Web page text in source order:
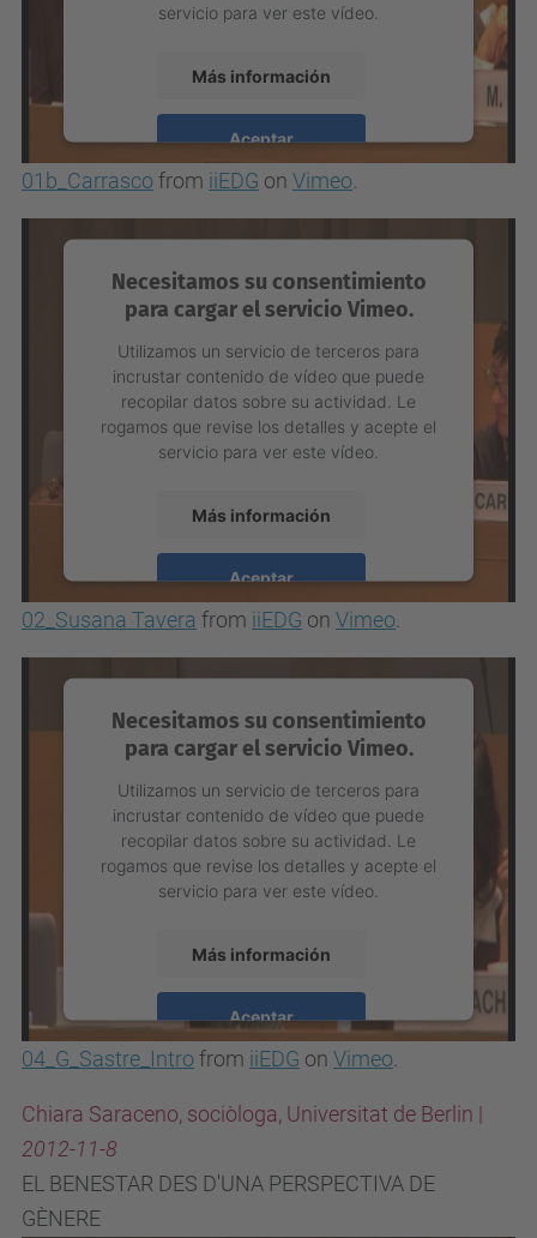
servicio para ver este vídeo.
Más información
Aceptar
powered by Usercentrics Consent
01b_Carrasco from iiEDG on Vimeo
Necesitamos su consentimiento
para cargar el servicio Vimeo.
Utilizamos un servicio de terceros para
incrustar contenido de vídeo que puede
recopilar datos sobre su actividad. Le
rogamos que revise los detalles y acepte el
servicio para ver este vídeo.
Más información
Aceptar
powered byUsercentrics Consent
02_Susana Tavera from iiEDG on Vimeo
Necesitamos su consentimiento
para cargar el servicio Vimeo.
Utilizamos un servicio de terceros para
incrustar contenido de vídeo que puede
recopilar datos sobre su actividad. Le
rogamos que revise los detalles y acepte el
servicio para ver este vídeo.
Más información
Aceptar
powered byUsercentrics Consent
04_G_Sastre_Intro from iiEDG on Vimeo
Chiara Saraceno, sociòloga, Universitat de Berlin |
2012-11-8
EL BENESTAR DES D'UNA PERSPECTIVA DE
GÈNERE